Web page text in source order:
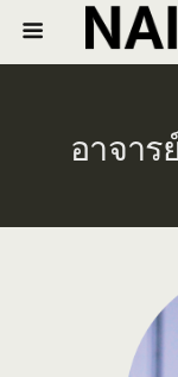
อาจา